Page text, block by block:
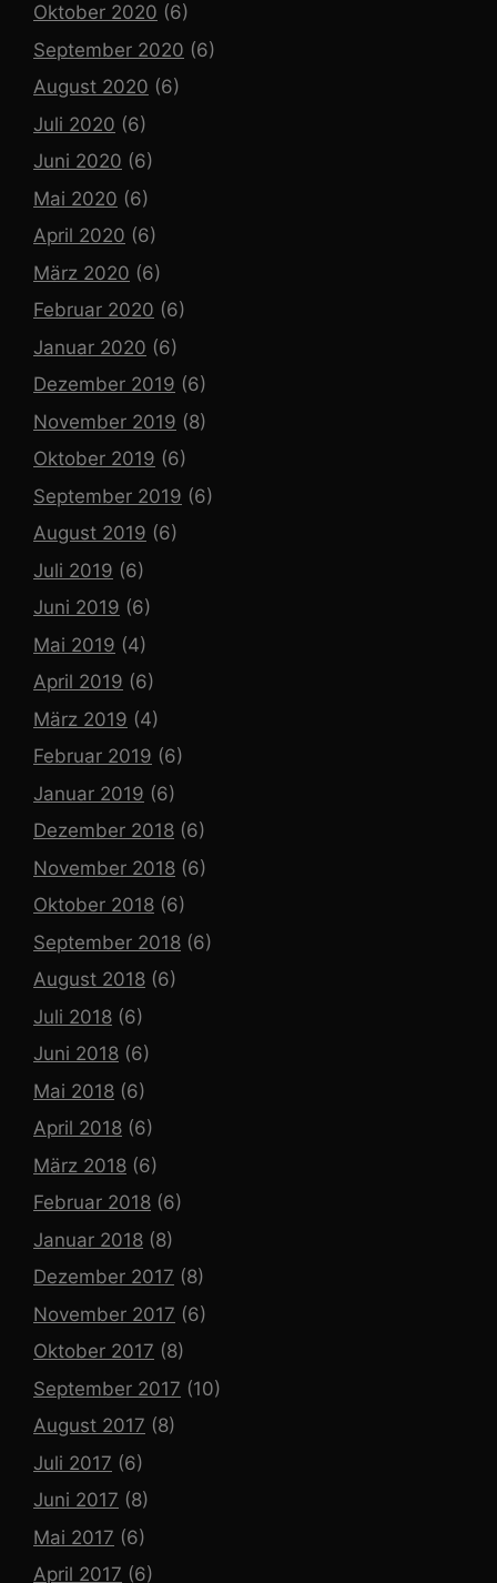
Oktober 2020 (6)
September 2020 (6)
August 2020 (6)
Juli 2020 (6)
Juni 2020 (6)
Mai 2020 (6)
April 2020 (6)
März 2020 (6)
Februar 2020 (6)
Januar 2020 (6)
Dezember 2019 (6)
November 2019 (8)
Oktober 2019 (6)
September 2019 (6)
August 2019 (6)
Juli 2019 (6)
Juni 2019 (6)
Mai 2019 (4)
April 2019 (6)
März 2019 (4)
Februar 2019 (6)
Januar 2019 (6)
Dezember 2018 (6)
November 2018 (6)
Oktober 2018 (6)
September 2018 (6)
August 2018 (6)
Juli 2018 (6)
Juni 2018 (6)
Mai 2018 (6)
April 2018 (6)
März 2018 (6)
Februar 2018 (6)
Januar 2018 (8)
Dezember 2017 (8)
November 2017 (6)
Oktober 2017 (8)
September 2017 (10)
August 2017 (8)
Juli 2017 (6)
Juni 2017 (8)
Mai 2017 (6)
April 2017 (6)